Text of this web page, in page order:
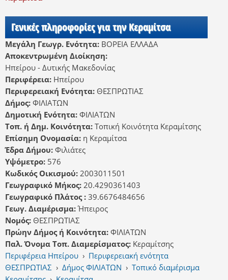
Γενικές πληροφορίες για την Κεραμίτσα
Μεγάλη Γεωγρ. Ενότητα: ΒΟΡΕΙΑ ΕΛΛΑΔΑ
Αποκεντρωμένη Διοίκηση:
Ηπείρου - Δυτικής Μακεδονίας
Περιφέρεια: Ηπείρου
Περιφερειακή Ενότητα: ΘΕΣΠΡΩΤΙΑΣ
Δήμος: ΦΙΛΙΑΤΩΝ
Δημοτική Ενότητα: ΦΙΛΙΑΤΩΝ
Τοπ. ή Δημ. Κοινότητα: Τοπική Κοινότητα Κεραμίτσης
Επίσημη Ονομασία: η Κεραμίτσα
Έδρα Δήμου: Φιλιάτες
Υψόμετρο: 576
Κωδικός Οικισμού: 2003011501
Γεωγραφικό Μήκος: 20.4290361403
Γεωγραφικό Πλάτος : 39.6676484656
Γεωγ. Διαμέρισμα:Ήπειρος
Νομός: ΘΕΣΠΡΩΤΙΑΣ
Πρώην Δήμος ή Κοινότητα: ΦΙΛΙΑΤΩΝ
Παλ. Όνομα Τοπ. Διαμερίσματος: Κεραμίτσης
Περιφέρεια Ηπείρου › Περιφερειακή ενότητα
ΘΕΣΠΡΩΤΙΑΣ › Δήμος ΦΙΛΙΑΤΩΝ › Τοπικό διαμέρισμα